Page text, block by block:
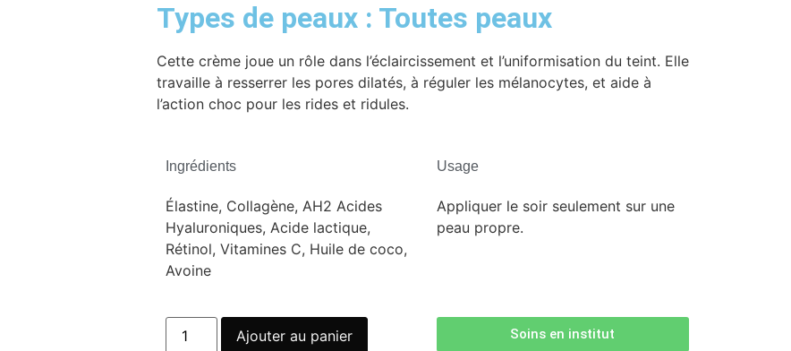
Types de peaux : Toutes peaux
Cette crème joue un rôle dans l’éclaircissement et l’uniformisation du teint. Elle
travaille à resserrer les pores dilatés, à réguler les mélanocytes, et aide à
l’action choc pour les rides et ridules.
Ingrédients
Élastine, Collagène, AH2 Acides
Hyaluroniques, Acide lactique,
Rétinol, Vitamines C, Huile de coco,
Avoine
Usage
Appliquer le soir seulement sur une
peau propre.
Ajouter au panier Soins en institut